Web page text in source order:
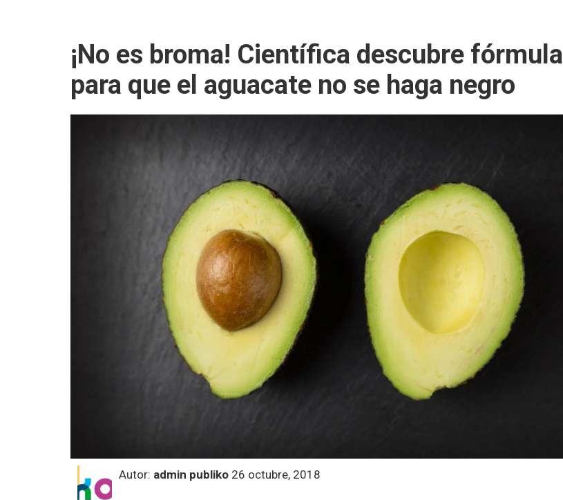
¡No es broma! Científica descubre fórmula
para que el aguacate no se haga negro
Autor: admin publiko 26 octubre, 2018